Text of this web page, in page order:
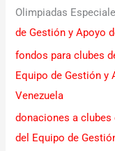
Olimpiadas
de Gestión y Apoyo
fondos para clubes
Equipo de Gestión y
Venezuela
donaciones a clubes
del Equipo de